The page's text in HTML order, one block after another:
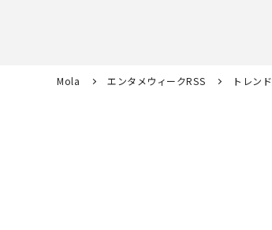
Mola エンタメウィークRSS トレンド